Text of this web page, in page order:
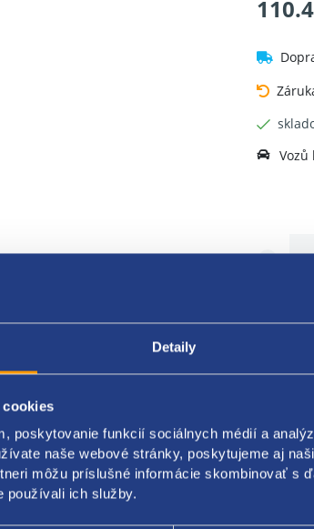
Detaily
poskytovanie funkcií sociálnych médií a
naše webové stránky, poskytujeme aj
môžu príslušné informácie skombinovať s
používali ich služby.
Vozů
produktu
tryska
. EURO5